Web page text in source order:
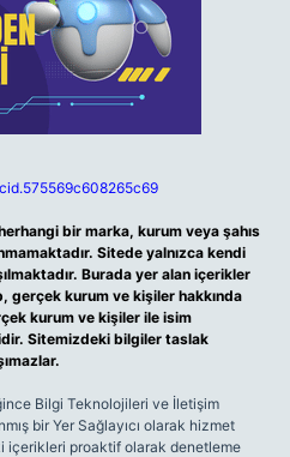
bir marka, kurum veya şahıs
Sitede yalnızca kendi
Burada yer alan içerikler
gerçek kurum ve kişiler hakkında
kurum ve kişiler ile isim
Sitemizdeki bilgiler taslak
Bilgi Teknolojileri ve İletişim
bir Yer Sağlayıcı olarak hizmet
içerikleri proaktif olarak denetleme